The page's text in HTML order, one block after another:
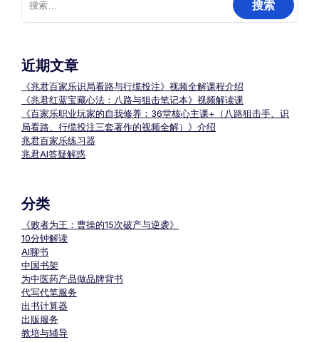
索：
近期文章
《兆君百家乐识局看路与行缆投注》视频全解课程介绍
《兆君红蓝宝藏心法：八路与狙击笔记本》视频解读课
《百家乐职业玩家的自我修养：36堂核心主课+（八路狙击手、识
局看路、行缆投注三套著作的视频全解）》介绍
兆君百家乐练习器
兆君AI答疑解惑
分类
《败者为王：曹操的15次破产与逆袭》
10分钟解读
AI聊书
中国书架
为中医药产品做品牌背书
代写代笔服务
出书计算器
出版服务
教培与辅导